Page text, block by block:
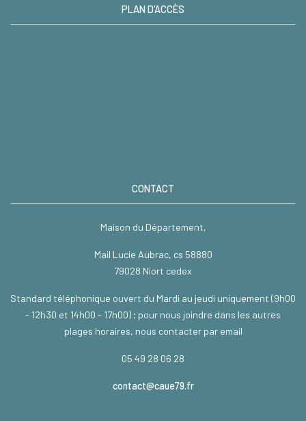
PLAN D’ACCÈS
CONTACT
Maison du Département,
Mail Lucie Aubrac, cs 58880
79028 Niort cedex
Standard téléphonique ouvert du Mardi au jeudi uniquement (9h00
- 12h30 et 14h00 - 17h00) ; pour nous joindre dans les autres
plages horaires, nous contacter par email
05 49 28 06 28
contact@caue79.fr